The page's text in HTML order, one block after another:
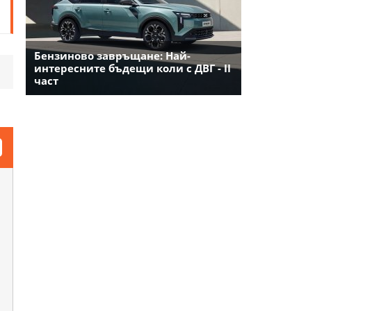
Бензиново завръщане: Най-
интересните бъдещи коли с ДВГ - II
част